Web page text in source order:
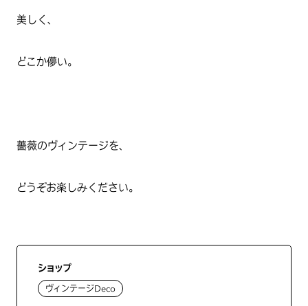
美しく、
どこか儚い。
薔薇のヴィンテージを、
どうぞお楽しみください。
ショップ
ヴィンテージDeco